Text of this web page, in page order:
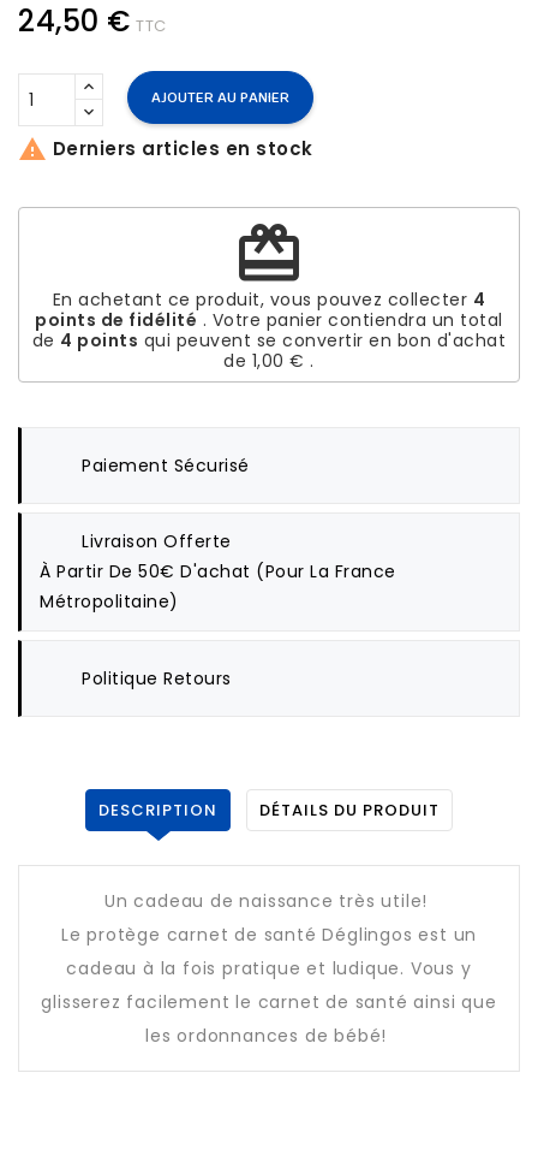
24,50 € TTC
AJOUTER AU PANIER
 Derniers articles en stock
redeem
En achetant ce produit, vous pouvez collecter 4
points de fidélité . Votre panier contiendra un total
de 4 points qui peuvent se convertir en bon d'achat
de 1,00 € .
Paiement Sécurisé
Livraison Offerte
À Partir De 50€ D'achat (pour La France
Métropolitaine)
Politique Retours
DESCRIPTION DÉTAILS DU PRODUIT
Un cadeau de naissance très utile!
Le protège carnet de santé Déglingos est un
cadeau à la fois pratique et ludique. Vous y
glisserez facilement le carnet de santé ainsi que
les ordonnances de bébé!